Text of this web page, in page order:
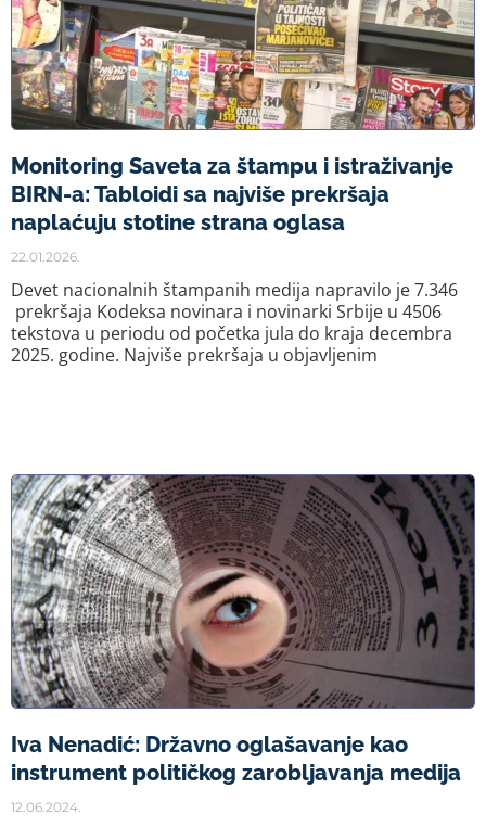
Monitoring Saveta za štampu i istraživanje
BIRN-a: Tabloidi sa najviše prekršaja
naplaćuju stotine strana oglasa
22.01.2026.
Devet nacionalnih štampanih medija napravilo je 7.346
prekršaja Kodeksa novinara i novinarki Srbije u 4506
tekstova u periodu od početka jula do kraja decembra
2025. godine. Najviše prekršaja u objavljenim
Iva Nenadić: Državno oglašavanje kao
instrument političkog zarobljavanja medija
12.06.2024.